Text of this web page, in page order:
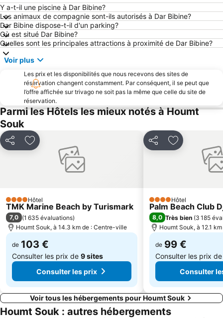
Y a-t-il une piscine à Dar Bibine?
Les animaux de compagnie sont-ils autorisés à Dar Bibine?
Dar Bibine dispose-t-il d'un parking?
Où est situé Dar Bibine?
Quelles sont les principales attractions à proximité de Dar Bibine?
Voir plus
Les prix et les disponibilités que nous recevons des sites de
réservation changent constamment. Par conséquent, il se peut que
l’offre affichée sur trivago ne soit pas la même que celle du site de
réservation.
Parmi les Hôtels les mieux notés à Houmt
Souk
PartagerAjouter à mes favoris
4 ÉtoilesHôtel
TMK Marine Beach by Turismark
7,0 (1 635 évaluations)
Houmt Souk, à 14.3 km de : Centre-ville
de 103 €
Consulter les prix de 9 sites
Consulter les prix
PartagerAjouter à
4 ÉtoilesHôtel
Palm Beach Club
8,0 Très bien (3 185
Houmt Souk, à 12.1
de 99 €
Consulter les prix
Consulter
Voir tous les hébergements pour Houmt Souk
Houmt Souk : autres hébergements